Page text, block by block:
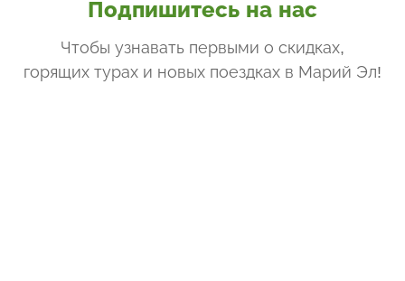
Подпишитесь на нас
Чтобы узнавать первыми о скидках,
горящих турах и новых поездках в Марий Эл!